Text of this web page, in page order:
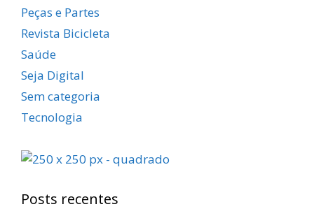
Peças e Partes
Revista Bicicleta
Saúde
Seja Digital
Sem categoria
Tecnologia
Posts recentes